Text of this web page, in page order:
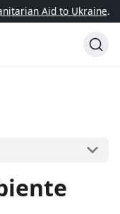
Aid to Ukraine.